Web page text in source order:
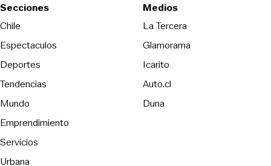
Secciones
Chile
Espectaculos
Deportes
Tendencias
Mundo
Emprendimiento
Servicios
Urbana
Medios
La TerceraOpens in new
Glamorama
Icarito
Auto.cl
DunaOpens in new window